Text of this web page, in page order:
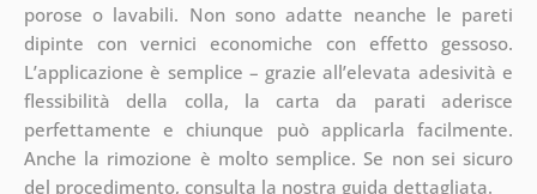
porose o lavabili. Non sono adatte neanche le pareti
dipinte con vernici economiche con effetto gessoso.
L’applicazione è semplice – grazie all’elevata adesività e
flessibilità della colla, la carta da parati aderisce
perfettamente e chiunque può applicarla facilmente.
Anche la rimozione è molto semplice. Se non sei sicuro
del procedimento, consulta la nostra guida dettagliata.